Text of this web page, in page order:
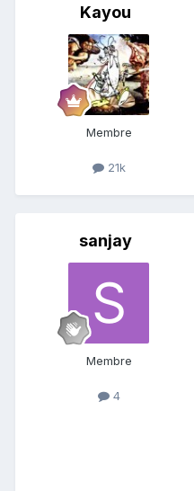
Kayou
Membre
21k
sanjay
Membre
4